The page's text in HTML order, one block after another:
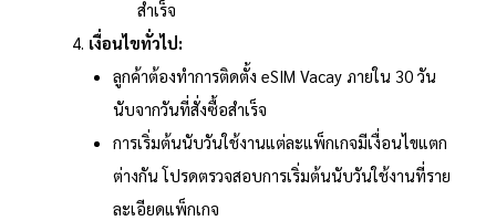
สำเร็จ
เงื่อนไขทั่วไป:
ลูกค้าต้องทำการติดตั้ง eSIM Vacay ภายใน 30 วัน
นับจากวันที่สั่งซื้อสำเร็จ
การเริ่มต้นนับวันใช้งานแต่ละแพ็กเกจมีเงื่อนไขแตก
ต่างกัน โปรดตรวจสอบการเริ่มต้นนับวันใช้งานที่ราย
ละเอียดแพ็กเกจ